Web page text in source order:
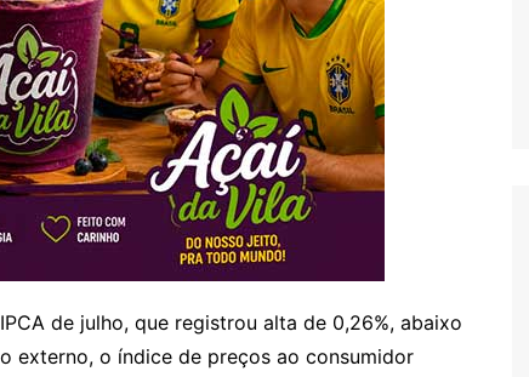
de julho, que registrou alta de 0,26%, abaixo
externo, o índice de preços ao consumidor